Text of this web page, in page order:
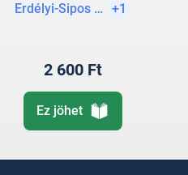
Erdélyi-Sipos Alíz MSc
+1
2 600 Ft
Ez jöhet